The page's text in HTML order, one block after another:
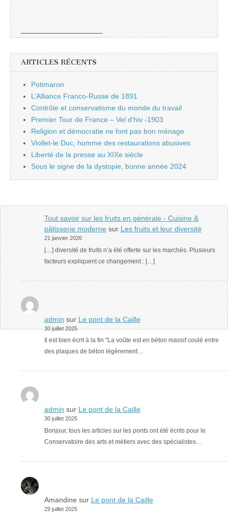
ARTICLES RÉCENTS
Potimaron
L’Alliance Franco-Russe de 1891
Contrôle et conservatisme du monde du travail
Premier Tour de France – Vel d’hiv -1903
Religion et démocratie ne font pas bon ménage
Viollet-le Duc, homme des restaurations abusives
Liberté de la presse au XIXe siècle
Sous le signe de la dystopie, bonne année 2024
Tout savoir sur les fruits en générale - Cuisine &
pâtisserie modernesur Les fruits et leur diversité
21 janvier 2026
[…] diversité de fruits n’a été offerte sur les marchés. Plusieurs
facteurs expliquent ce changement : […]
admin sur Le pont de la Caille
30 juillet 2025
Il est bien écrit à la fin "La voûte est en béton massif coulé entre
des plaques de béton légèrement…
admin sur Le pont de la Caille
30 juillet 2025
Bonjour, tous les articles sur les ponts ont été écrits pour le
Conservatoire des arts et métiers avec des spécialistes…
Amandine sur Le pont de la Caille
29 juillet 2025